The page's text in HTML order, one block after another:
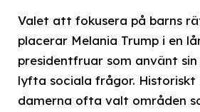
Valet att fokusera på barns
placerar Melania Trump i en
presidentfruar som använt
lyfta sociala frågor.
damerna ofta valt områden